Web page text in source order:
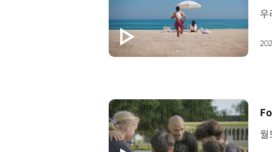
[